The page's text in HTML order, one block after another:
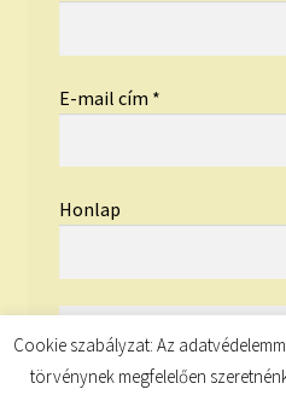
E-mail cím *
Honlap
Cookie szabályzat: Az
törvénynek megfelelően